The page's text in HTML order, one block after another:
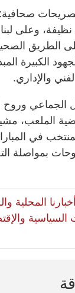
الطريق
الكبيرة
والإداري.
وروح
الملعب، مشيداً
في
بمواصلة
المحلية